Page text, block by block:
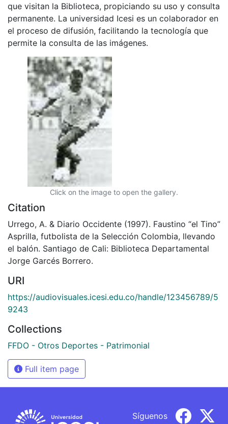
que visitan la Biblioteca, propiciando su uso y consulta
permanente. La universidad Icesi es un colaborador en
el proceso de difusión, facilitando la tecnología que
permite la consulta de las imágenes.
Click on the image to open the gallery.
Citation
Urrego, A. & Diario Occidente (1997). Faustino “el Tino”
Asprilla, futbolista de la Selección Colombia, llevando
el balón. Santiago de Cali: Biblioteca Departamental
Jorge Garcés Borrero.
URI
https://audiovisuales.icesi.edu.co/handle/123456789/5
9243
Collections
FFDO - Otros Deportes - Patrimonial
Full item page
Síguenos